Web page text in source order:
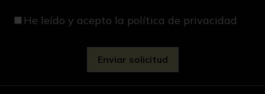
He leído y acepto la política de privacidad